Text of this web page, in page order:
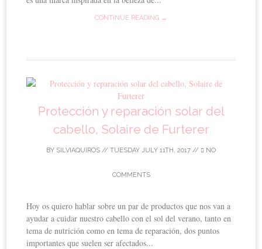
CONTINUE READING →
Protección y reparación solar del
cabello, Solaire de Furterer
BY SILVIAQUIROS // TUESDAY JULY 11TH, 2017 // NO
COMMENTS
Hoy os quiero hablar sobre un par de productos que nos van a
ayudar a cuidar nuestro cabello con el sol del verano, tanto en
tema de nutrición como en tema de reparación, dos puntos
importantes que suelen ser afectados...